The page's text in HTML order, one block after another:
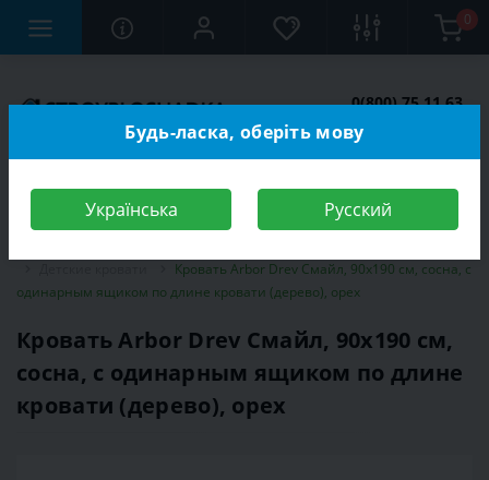
0
0(800) 75 11 63
Кровать Arbor Drev Смайл, 90х190 см, сосна, с
одинарным ящиком по длине кровати (дерево), орех
Кровать Arbor Drev Смайл, 90х190 см,
сосна, с одинарным ящиком по длине
кровати (дерево), орех
Будь-ласка, оберіть мову
Українська Русский